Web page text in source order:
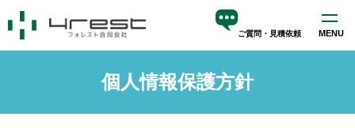
ご質問・見積依頼 MENU
個人情報保護方針